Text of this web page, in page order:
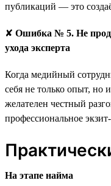
публикаций — это
✘ Ошибка № 5. Не
ухода эксперта
Когда медийный
себя не только опыт, но
желателен честный
профессиональное
На этапе найма